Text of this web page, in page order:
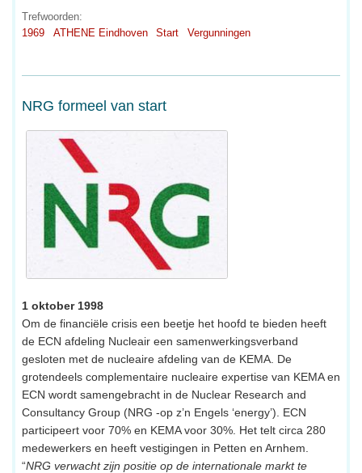
Trefwoorden:
1969
ATHENE Eindhoven Start Vergunningen
NRG formeel van start
1 oktober 1998
Om de financiële crisis een beetje het hoofd te bieden heeft
de ECN afdeling Nucleair een samenwerkingsverband
gesloten met de nucleaire afdeling van de KEMA. De
grotendeels complementaire nucleaire expertise van KEMA en
ECN wordt samengebracht in de Nuclear Research and
Consultancy Group (NRG -op z’n Engels ‘energy’). ECN
participeert voor 70% en KEMA voor 30%. Het telt circa 280
medewerkers en heeft vestigingen in Petten en Arnhem.
“NRG verwacht zijn positie op de internationale markt te